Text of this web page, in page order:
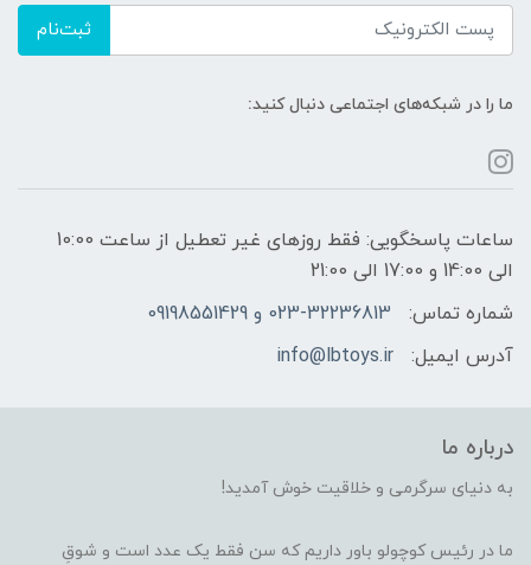
ثبت‌نام
ما را در شبکه‌های اجتماعی دنبال کنید:
ساعات پاسخگویی: فقط روزهای غیر تعطیل از ساعت 10:00
الی 14:00 و 17:00 الی 21:00
شماره تماس:
023-32236813 و 09198551429
آدرس ایمیل:
info@lbtoys.ir
درباره ما
به دنیای سرگرمی و خلاقیت خوش آمدید!
ما در رئیس کوچولو باور داریم که سن فقط یک عدد است و شوقِ